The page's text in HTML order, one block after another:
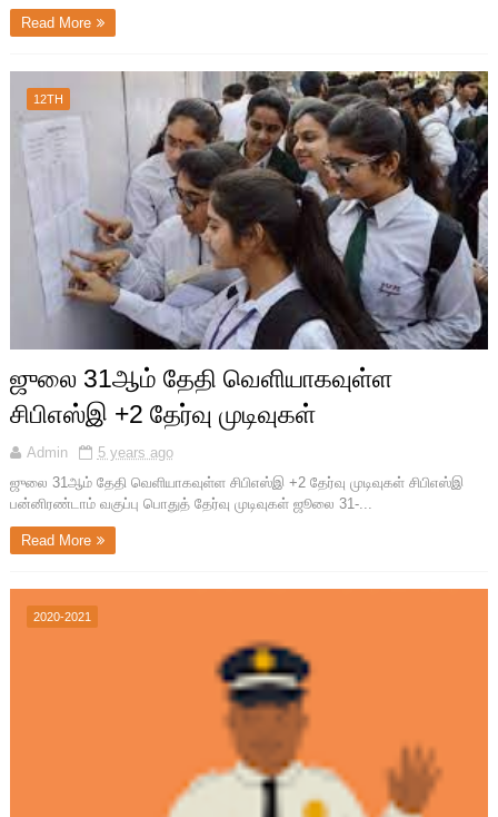
Read More
12TH
ஜுலை 31ஆம் தேதி வெளியாகவுள்ள
சிபிஎஸ்இ +2 தேர்வு முடிவுகள்
Admin
5 years ago
ஜுலை 31ஆம் தேதி வெளியாகவுள்ள சிபிஎஸ்இ +2 தேர்வு முடிவுகள் சிபிஎஸ்இ
பன்னிரண்டாம் வகுப்பு பொதுத் தேர்வு முடிவுகள் ஜூலை 31-...
Read More
2020-2021